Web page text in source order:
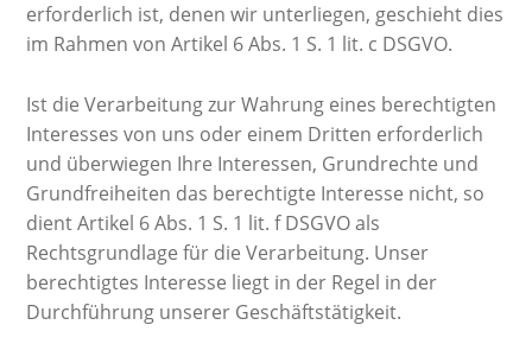
erforderlich ist, denen wir unterliegen, geschieht dies
im Rahmen von Artikel 6 Abs. 1 S. 1 lit. c DSGVO.
Ist die Verarbeitung zur Wahrung eines berechtigten
Interesses von uns oder einem Dritten erforderlich
und überwiegen Ihre Interessen, Grundrechte und
Grundfreiheiten das berechtigte Interesse nicht, so
dient Artikel 6 Abs. 1 S. 1 lit. f DSGVO als
Rechtsgrundlage für die Verarbeitung. Unser
berechtigtes Interesse liegt in der Regel in der
Durchführung unserer Geschäftstätigkeit.